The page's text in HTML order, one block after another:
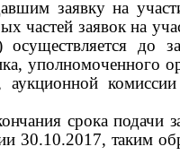
заявку на
частей заявок на
до
уполномоченного
срока подачи
30.10.2017, таким